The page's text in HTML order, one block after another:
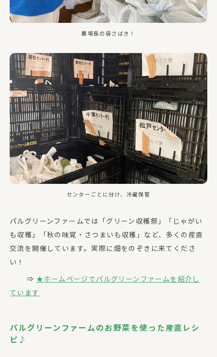
農場長の袋さばき！
センターごとに分け、冷蔵保管
パルグリーンファームでは「グリーン収穫祭」「じゃがい
も収穫」「秋の味覚・さつまいも収穫」など、多くの産直
交流を開催しています。実際に畑をのぞきに来てくださ
い！
⇒ ★ホームページでパルグリーンファームを紹介し
ています
パルグリーンファームのお野菜を使った産直レシ
ピ♪